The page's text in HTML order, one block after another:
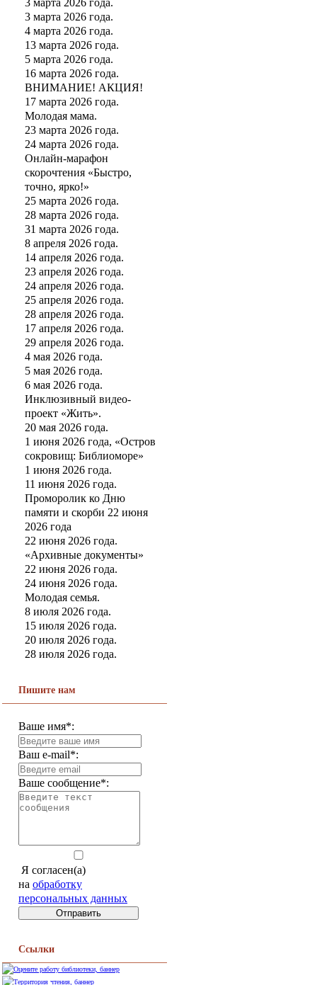
3 марта 2026 года.
3 марта 2026 года.
4 марта 2026 года.
13 марта 2026 года.
5 марта 2026 года.
16 марта 2026 года.
ВНИМАНИЕ! АКЦИЯ!
17 марта 2026 года.
Молодая мама.
23 марта 2026 года.
24 марта 2026 года.
Онлайн-марафон
скорочтения «Быстро,
точно, ярко!»
25 марта 2026 года.
28 марта 2026 года.
31 марта 2026 года.
8 апреля 2026 года.
14 апреля 2026 года.
23 апреля 2026 года.
24 апреля 2026 года.
25 апреля 2026 года.
28 апреля 2026 года.
17 апреля 2026 года.
29 апреля 2026 года.
4 мая 2026 года.
5 мая 2026 года.
6 мая 2026 года.
Инклюзивный видео-
проект «Жить».
20 мая 2026 года.
1 июня 2026 года, «Остров
сокровищ: Библиоморе»
1 июня 2026 года.
11 июня 2026 года.
Проморолик ко Дню
памяти и скорби 22 июня
2026 года
22 июня 2026 года.
«Архивные документы»
22 июня 2026 года.
24 июня 2026 года.
Молодая семья.
8 июля 2026 года.
15 июля 2026 года.
20 июля 2026 года.
28 июля 2026 года.
Пишите нам
Ваше имя*:
Ваш e-mail*:
Ваше сообщение*:
Я согласен(а)
на обработку
персональных данных
Ссылки